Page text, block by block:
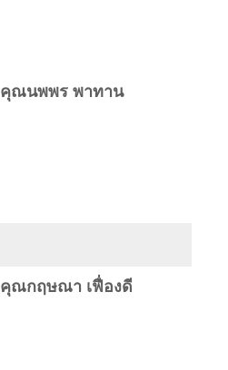
คุณนพพร พาทาน
คุณกฤษณา เฟื่องดี